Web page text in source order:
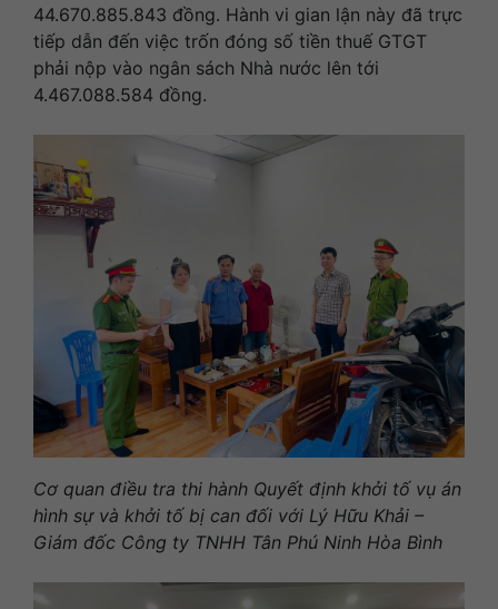
44.670.885.843 đồng. Hành vi gian lận này đã trực
tiếp dẫn đến việc trốn đóng số tiền thuế GTGT
phải nộp vào ngân sách Nhà nước lên tới
4.467.088.584 đồng.
Cơ quan điều tra thi hành Quyết định khởi tố vụ án
hình sự và khởi tố bị can đối với Lý Hữu Khải –
Giám đốc Công ty TNHH Tân Phú Ninh Hòa Bình